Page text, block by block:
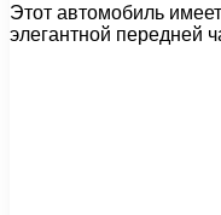
Этот автомобиль
элегантной передней